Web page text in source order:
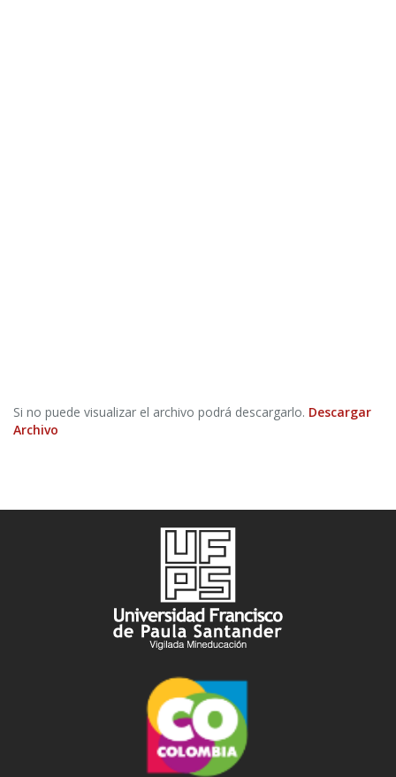
Si no puede visualizar el archivo podrá descargarlo. Descargar
Archivo